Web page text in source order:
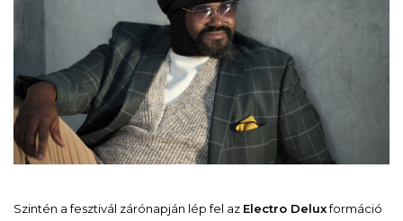
Szintén a fesztivál zárónapján lép fel az Electro Deluxformáció